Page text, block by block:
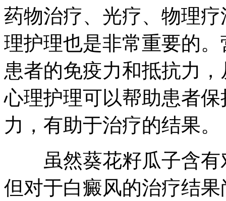
药物治疗、光疗、物理
理护理也是非常重要的
患者的免疫力和抵抗力
心理护理可以帮助患者
力，有助于治疗的结果。
虽然葵花籽瓜子含有
但对于白癜风的治疗结